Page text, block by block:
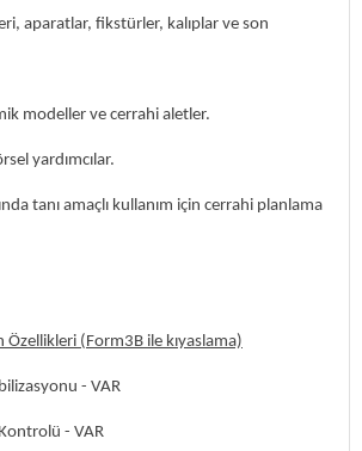
aparatlar, fikstürler, kalıplar ve son
modeller ve cerrahi aletler.
yardımcılar.
tanı amaçlı kullanım için cerrahi planlama
Özellikleri (Form3B ile kıyaslama)
- VAR
- VAR